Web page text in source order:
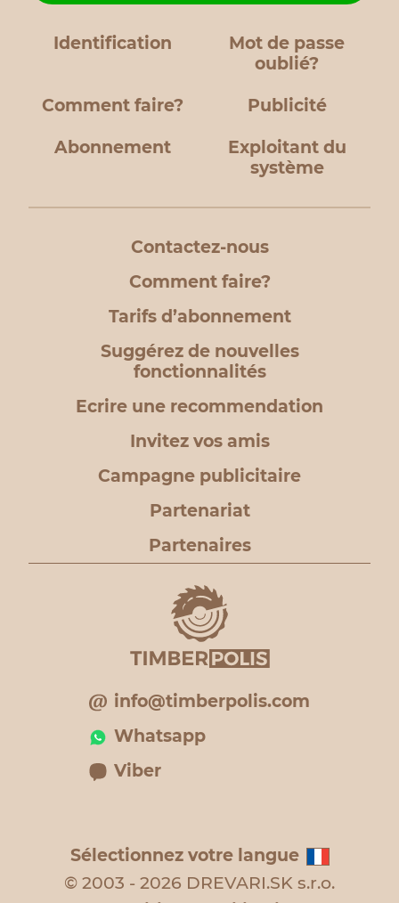
Identification
Mot de passe
oublié?
Comment faire? Publicité
Abonnement
Exploitant du
système
Contactez-nous
Comment faire?
Tarifs d’abonnement
Suggérez de nouvelles
fonctionnalités
Ecrire une recommendation
Invitez vos amis
Campagne publicitaire
Partenariat
Partenaires
info@timberpolis.com
Whatsapp
Viber
Sélectionnez votre langue
© 2003 - 2026 DREVARI.SK s.r.o.